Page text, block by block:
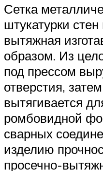
Сетка
штукатурки
вытяжная
образом. Из
под прессом
отверстия,
вытягивается
ромбовидной
сварных
изделию
просечно-